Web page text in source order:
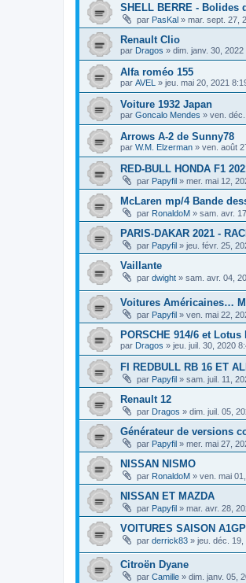
SHELL BERRE -
par PasKal » mar. sept. 27,
Renault Clio
par Dragos » dim. janv. 30, 2022
Alfa roméo 155
par AVEL » jeu. mai 20, 2021
Voiture 1932 Japan
par Goncalo Mendes » ven.
Arrows A-2 de Sunny78
par W.M. Elzerman » ven. août
RED-BULL HONDA F1
par Papyfil » mer. mai 12,
McLaren mp/4 Bande
par RonaldoM » sam. avr.
PARIS-DAKAR 2021 -
par Papyfil » jeu. févr. 25,
Vaillante
par dwight » sam. avr. 04,
Voitures Américaines…
par Papyfil » ven. mai 22,
PORSCHE 914/6 et Lotus
par Dragos » jeu. juil. 30, 2020
FI REDBULL RB 16 ET
par Papyfil » sam. juil. 11,
Renault 12
par Dragos » dim. juil. 05,
Générateur de versions
par Papyfil » mer. mai 27,
NISSAN NISMO
par RonaldoM » ven. mai
NISSAN ET MAZDA
par Papyfil » mar. avr. 28,
VOITURES SAISON
par derrick83 » jeu. déc. 19,
Citroën Dyane
par Camille » dim. janv. 05,